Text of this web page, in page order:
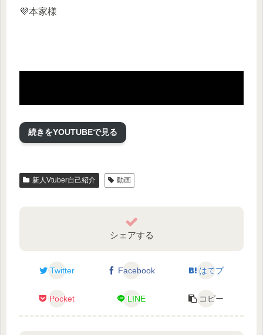
💜本家様
💜企画/ボイス：海月シェル様
https://www.youtube.com/channel/UCz1RAeb7dVaUc
💜トラックメーカー/動画 音鳴マシタ様
続きをYOUTUBEで見る
新人Vtuber自己紹介 動画
シェアする
Twitter Facebook はてブ
Pocket LINE コピー